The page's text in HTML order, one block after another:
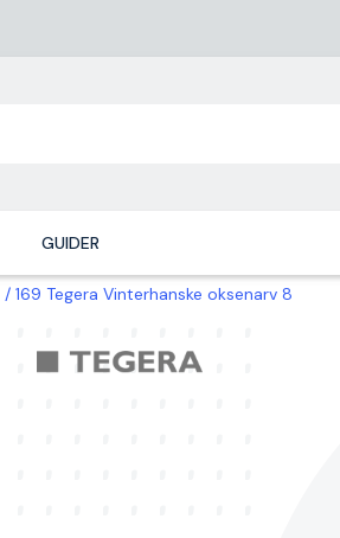
GUIDER
169 Tegera Vinterhanske oksenarv 8